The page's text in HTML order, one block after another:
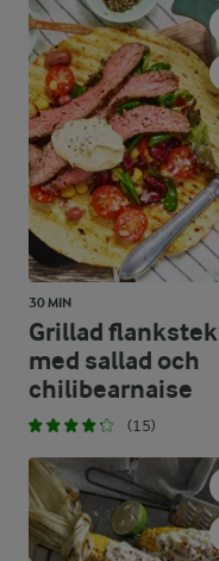
Kolhydrater:
43,5 %
59,7 g
30 MIN
Grillad flankstek
med sallad och
chilibearnaise
(15)